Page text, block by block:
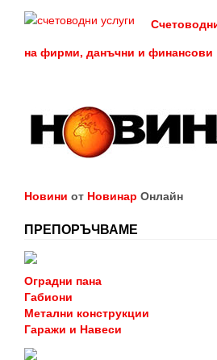
на фирми, данъчни и финансови
Новини от Новинар Онлайн
ПРЕПОРЪЧВАМЕ
Оградни пана
Габиони
Метални конструкции
Гаражи и Навеси